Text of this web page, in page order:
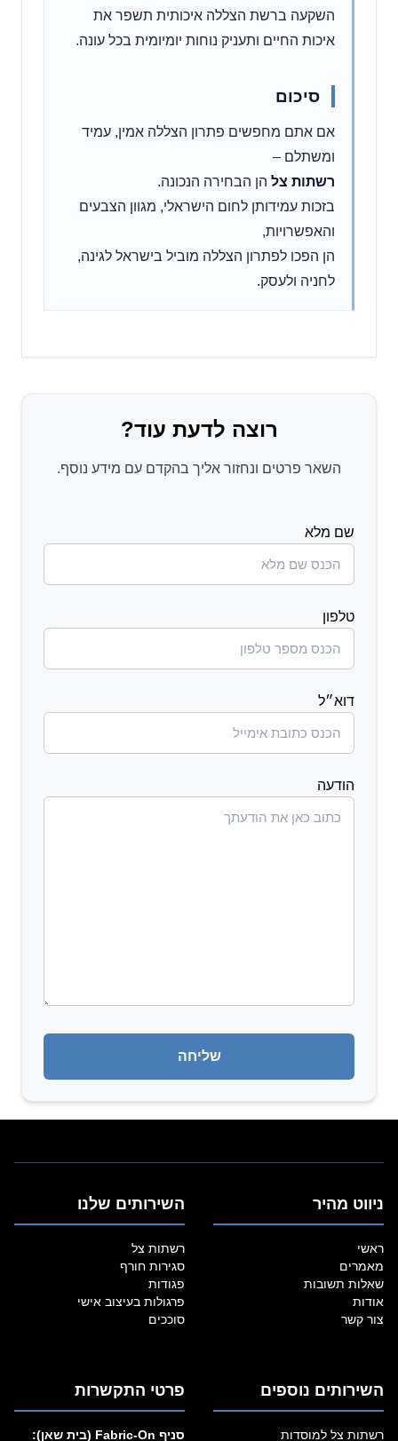
השקעה ברשת הצללה איכותית תשפר את
איכות החיים ותעניק נוחות יומיומית בכל עונה.
סיכום
אם אתם מחפשים פתרון הצללה אמין, עמיד
ומשתלם –
רשתות צלהן הבחירה הנכונה.
בזכות עמידותן לחום הישראלי, מגוון הצבעים
והאפשרויות,
הן הפכו לפתרון הצללה מוביל בישראל לגינה,
לחניה ולעסק.
רוצה לדעת עוד?
השאר פרטים ונחזור אליך בהקדם עם מידע נוסף.
שם מלא
טלפון
דוא״ל
הודעה
ניווט מהיר
ראשי
מאמרים
שאלות תשובות
אודות
צור קשר
השירותים שלנו
רשתות צל
סגירות חורף
פגודות
פרגולות בעיצוב אישי
סוככים
השירותים נוספים
רשתות צל למוסדות
פרטי התקשרות
סניף Fabric‑On (בית שאן):